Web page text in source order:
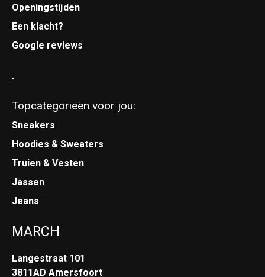
Openingstijden
Een klacht?
Google reviews
.
Topcategorieën voor jou:
Sneakers
Hoodies & Sweaters
Truien & Vesten
Jassen
Jeans
MARCH
Langestraat 101
3811AD Amersfoort